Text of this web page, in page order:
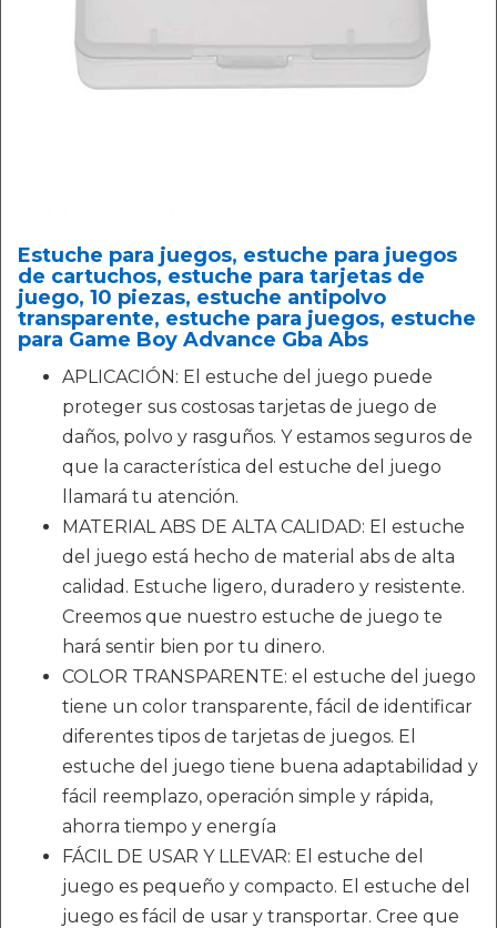
Estuche para juegos, estuche para juegos
de cartuchos, estuche para tarjetas de
juego, 10 piezas, estuche antipolvo
transparente, estuche para juegos, estuche
para Game Boy Advance Gba Abs
APLICACIÓN: El estuche del juego puede
proteger sus costosas tarjetas de juego de
daños, polvo y rasguños. Y estamos seguros de
que la característica del estuche del juego
llamará tu atención.
MATERIAL ABS DE ALTA CALIDAD: El estuche
del juego está hecho de material abs de alta
calidad. Estuche ligero, duradero y resistente.
Creemos que nuestro estuche de juego te
hará sentir bien por tu dinero.
COLOR TRANSPARENTE: el estuche del juego
tiene un color transparente, fácil de identificar
diferentes tipos de tarjetas de juegos. El
estuche del juego tiene buena adaptabilidad y
fácil reemplazo, operación simple y rápida,
ahorra tiempo y energía
FÁCIL DE USAR Y LLEVAR: El estuche del
juego es pequeño y compacto. El estuche del
juego es fácil de usar y transportar. Cree que